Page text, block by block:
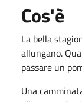
Cos'è
La bella
allungano.
passare un
Una